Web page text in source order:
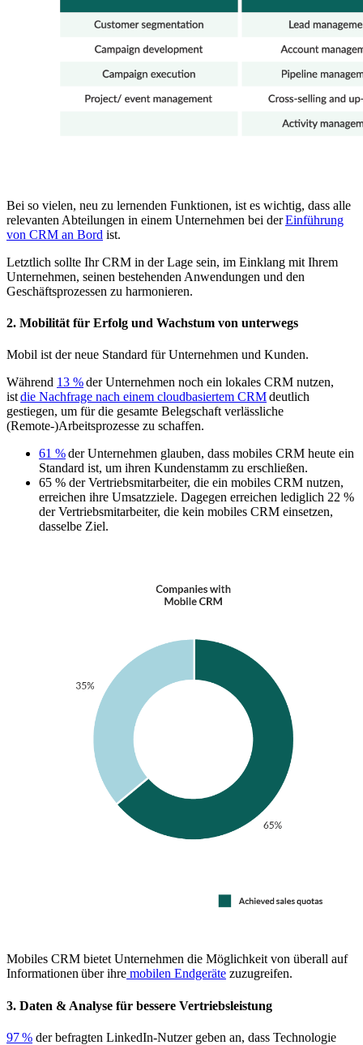
Bei so vielen, neu zu lernenden Funktionen, ist es wichtig, dass alle
relevanten Abteilungen in einem Unternehmen bei derEinführung
von CRM an Bord ist.
Letztlich sollte Ihr CRM in der Lage sein, im Einklang mit Ihrem
Unternehmen, seinen bestehenden Anwendungen und den
Geschäftsprozessen zu harmonieren.
2. Mobilität für Erfolg und Wachstum von unterwegs
Mobil ist der neue Standard für Unternehmen und Kunden.
Während 13 %der Unternehmen noch ein lokales CRM nutzen,
istdie Nachfrage nach einem cloudbasiertem CRMdeutlich
gestiegen, um für die gesamte Belegschaft verlässliche
(Remote-)Arbeitsprozesse zu schaffen.
61 %der Unternehmen glauben, dass mobiles CRM heute ein
Standard ist, um ihren Kundenstamm zu erschließen.
65 % der Vertriebsmitarbeiter, die ein mobiles CRM nutzen,
erreichen ihre Umsatzziele. Dagegen erreichen lediglich 22 %
der Vertriebsmitarbeiter, die kein mobiles CRM einsetzen,
dasselbe Ziel.
Mobiles CRM bietet Unternehmen die Möglichkeit von überall auf
Informationen über ihre mobilen Endgeräte zuzugreifen.
3. Daten & Analyse für bessere Vertriebsleistung
97 % der befragten LinkedIn-Nutzer geben an, dass Technologie